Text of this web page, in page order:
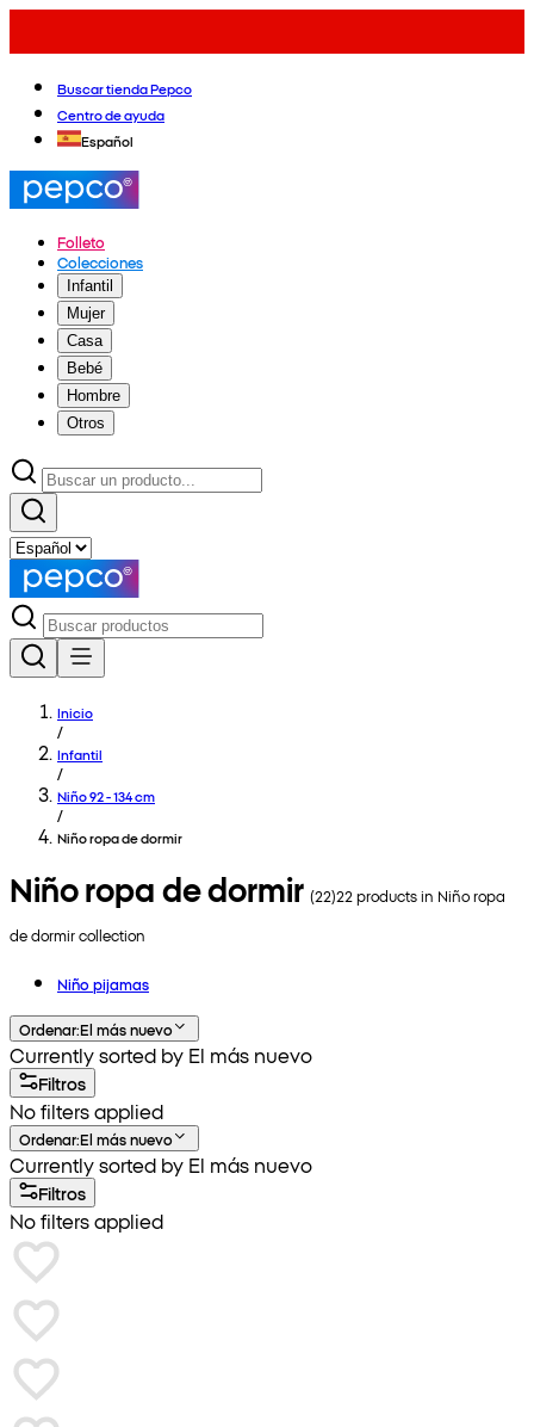
Buscar tienda Pepco
Centro de ayuda
Español
Folleto
Colecciones
Infantil
Mujer
Casa
Bebé
Hombre
Otros
Inicio
/
Infantil
/
Niño 92 - 134 cm
/
Niño ropa de dormir
Niño ropa de dormir(22)22products in Niño ropa
de dormircollection
Niño pijamas
Ordenar:El más nuevo
Currently sorted by El más nuevo
Filtros
No filters applied
Ordenar:El más nuevo
Currently sorted by El más nuevo
Filtros
No filters applied